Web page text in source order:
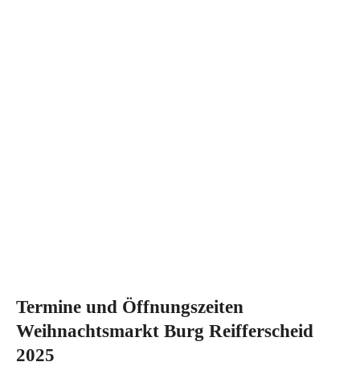
Termine und Öffnungszeiten
Weihnachtsmarkt Burg Reifferscheid
2025